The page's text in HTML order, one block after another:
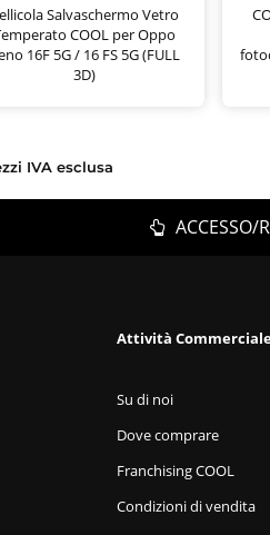
Salvaschermo Vetro
COOL per Oppo
16F 5G / 16 FS 5G (FULL
3D)
IVA esclusa
ACCESSO/
Attività
Su di noi
Dove comprare
Franchising COOL
Condizioni di vendita